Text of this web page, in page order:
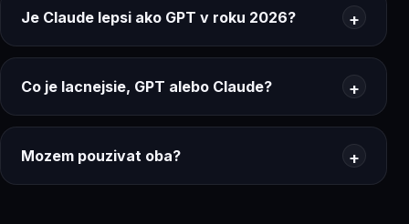
Je Claude lepsi ako GPT v roku 2026?
Co je lacnejsie, GPT alebo Claude?
Mozem pouzivat oba?